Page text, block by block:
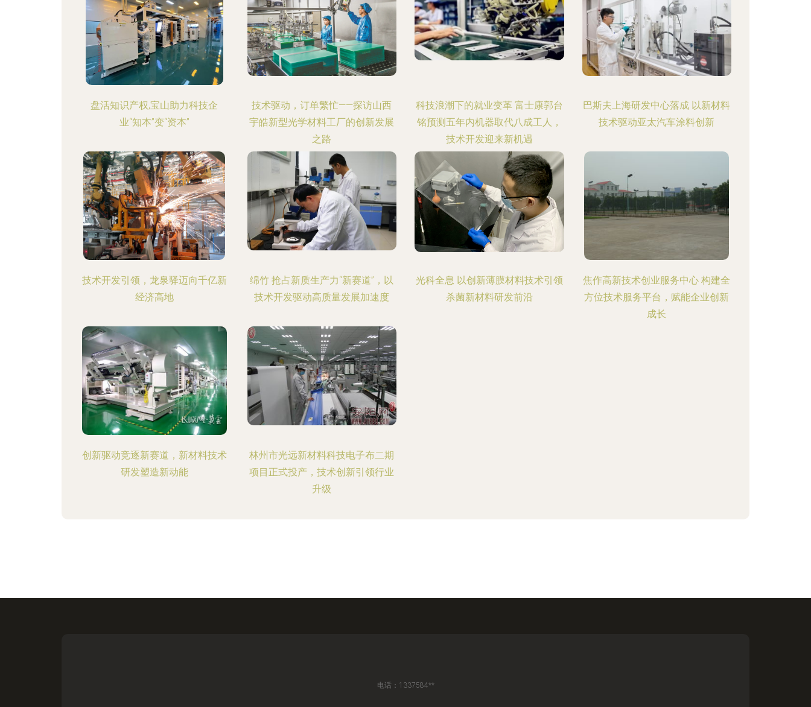
盘活知识产权,宝山助力科技企
业“知本”变“资本”
技术驱动，订单繁忙——探访山西
宇皓新型光学材料工厂的创新发展
之路
科技浪潮下的就业变革 富士康郭台
铭预测五年内机器取代八成工人，
技术开发迎来新机遇
巴斯夫上海研发中心落成 以新材料
技术驱动亚太汽车涂料创新
技术开发引领，龙泉驿迈向千亿新
经济高地
绵竹 抢占新质生产力“新赛道”，以
技术开发驱动高质量发展加速度
光科全息 以创新薄膜材料技术引领
杀菌新材料研发前沿
焦作高新技术创业服务中心 构建全
方位技术服务平台，赋能企业创新
成长
创新驱动竞逐新赛道，新材料技术
研发塑造新动能
林州市光远新材料科技电子布二期
项目正式投产，技术创新引领行业
升级
电话：1337584**